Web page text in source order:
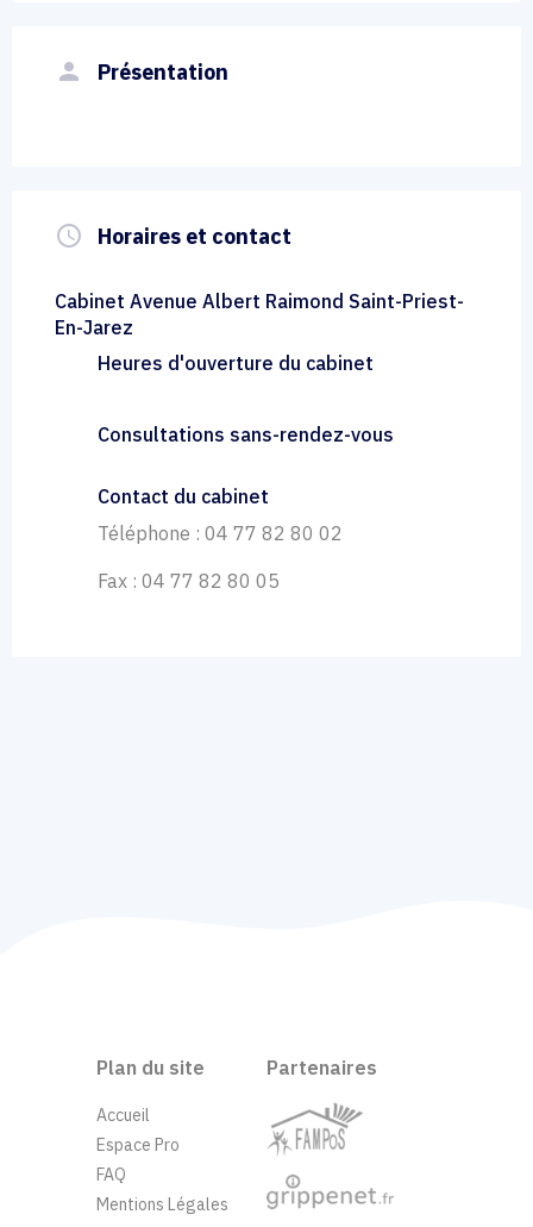
person Présentation
query_builder Horaires et contact
Cabinet Avenue Albert Raimond Saint-Priest-
En-Jarez
Heures d'ouverture du cabinet
Consultations sans-rendez-vous
Contact du cabinet
Téléphone : 04 77 82 80 02
Fax : 04 77 82 80 05
Plan du site
Accueil
Espace Pro
FAQ
Mentions Légales
Partenaires